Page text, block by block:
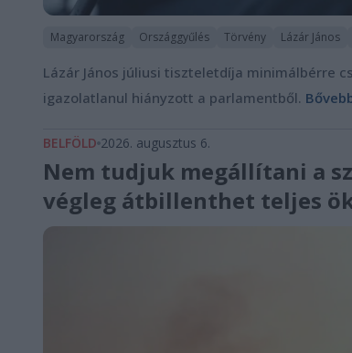
Magyarország Országgyűlés Törvény Lázár János
Lázár János júliusi tiszteletdíja minimálbérre
igazolatlanul hiányzott a parlamentből.
BELFÖLD 2026. augusztus 6.
Nem tudjuk megállítani a
végleg átbillenthet teljes